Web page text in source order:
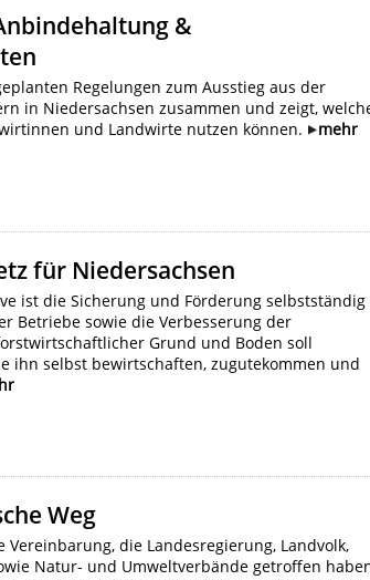
&
Regelungen zum Ausstieg aus der
in Niedersachsen zusammen und zeigt,
und Landwirte nutzen können.
mehr
für Niedersachsen
ist die Sicherung und Förderung selbstständig
Betriebe sowie die Verbesserung der
Grund und Boden soll
ihn selbst bewirtschaften, zugutekommen und
Weg
die Landesregierung, Landvolk,
Natur- und Umweltverbände getroffen